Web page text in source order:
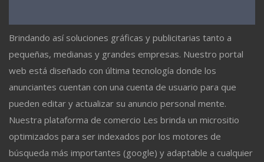
Brindando así soluciones gráficas y publicitarias tanto a
pequeñas, medianas y grandes empresas. Nuestro portal
web está diseñado con última tecnología donde los
anunciantes cuentan con una cuenta de usuario para que
pueden editar y actualizar su anuncio personal mente.
Nuestra plataforma de comercio Les brinda un micrositio
optimizados para ser indexados por los motores de
búsqueda más importantes (google) y adaptable a cualquier